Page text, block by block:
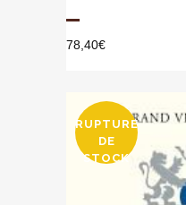
78,40€
RUPTURE
DE
STOCK